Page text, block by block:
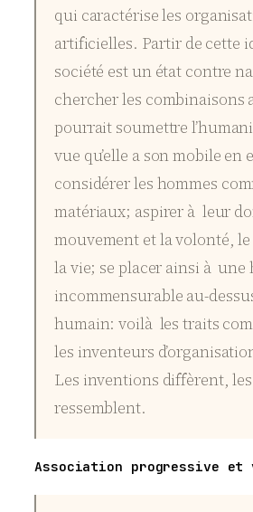
qui caractérise les
artificielles. Partir de cette
société est un état contre
chercher les combinaisons
pourrait soumettre
vue qu’elle a son mobile en
considérer les hommes
matériaux; aspirer à leur
mouvement et la volonté,
la vie; se placer ainsi à une
incommensurable au-
humain: voilà les traits
les inventeurs
Les inventions diffèrent,
ressemblent.
Association progressive et